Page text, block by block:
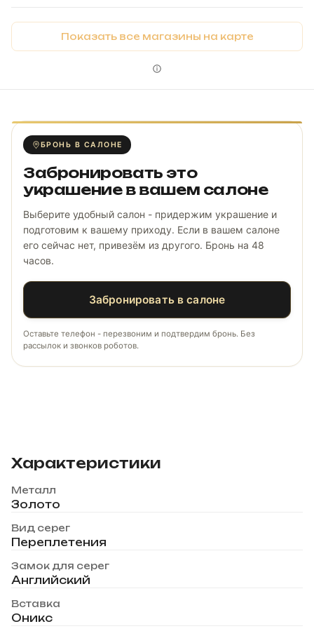
Показать все магазины на карте
БРОНЬ В САЛОНЕ
Забронировать это
украшение в вашем салоне
Выберите удобный салон - придержим украшение и
подготовим к вашему приходу. Если в вашем салоне
его сейчас нет, привезём из другого. Бронь на 48
часов.
Забронировать в салоне
Оставьте телефон - перезвоним и подтвердим бронь. Без
рассылок и звонков роботов.
Характеристики
Металл
Золото
Вид серег
Переплетения
Замок для серег
Английский
Вставка
Оникс